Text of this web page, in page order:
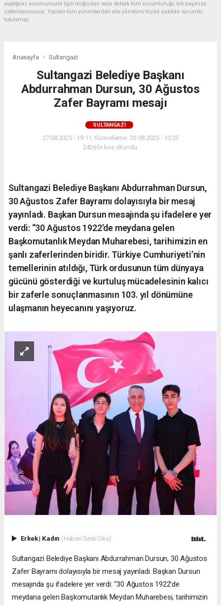
yaptığınız yorumunuzla ilgili doğrudan veya dolaylı tüm sorumluluğu tek başınıza
üstleniyorsunuz. Yazılan tüm yorumlardan site yönetimi hiçbir şekilde sorumlu
tutulamaz.
Anasayfa Sultangazi
Sultangazi Belediye Başkanı
Abdurrahman Dursun, 30 Ağustos
Zafer Bayramı mesajı
SULTANGAZI
27.08.2025 - 19:11, Güncelleme: 29.08.2025 - 10:23
24265+ kez okundu.
Sultangazi Belediye Başkanı Abdurrahman Dursun,
30 Ağustos Zafer Bayramı dolayısıyla bir mesaj
yayınladı. Başkan Dursun mesajında şu ifadelere yer
verdi: “30 Ağustos 1922’de meydana gelen
Başkomutanlık Meydan Muharebesi, tarihimizin en
şanlı zaferlerinden biridir. Türkiye Cumhuriyeti’nin
temellerinin atıldığı, Türk ordusunun tüm dünyaya
gücünü gösterdiği ve kurtuluş mücadelesinin kalıcı
bir zaferle sonuçlanmasının 103. yıl dönümüne
ulaşmanın heyecanını yaşıyoruz.
Erkek| Kadın (Haberi Sesli Oku)
Sultangazi Belediye Başkanı Abdurrahman Dursun, 30 Ağustos
Zafer Bayramı dolayısıyla bir mesaj yayınladı. Başkan Dursun
mesajında şu ifadelere yer verdi: “30 Ağustos 1922’de
meydana gelen Başkomutanlık Meydan Muharebesi, tarihimizin